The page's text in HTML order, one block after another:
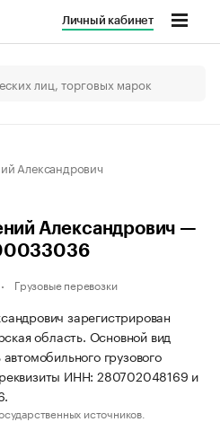
Личный кабинет
Александрович
Александрович —
Грузовые перевозки
зарегистрирован
область. Основной вид
грузового
ИНН: 280702048169 и
источников.